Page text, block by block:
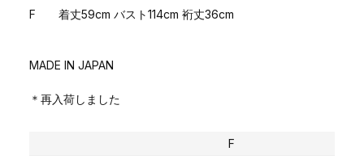
F 着丈59cm バスト114cm 裄丈36cm
MADE IN JAPAN
＊再入荷しました
F